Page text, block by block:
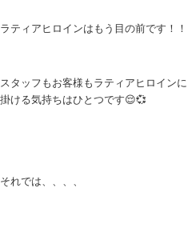
ラティアヒロインはもう目の前です！！
スタッフもお客様もラティアヒロインに
掛ける気持ちはひとつです😌💞
それでは、、、、